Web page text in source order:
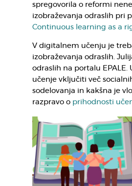
spregovorila o reformi
izobraževanja odraslih pri
Continuous learning as a
V digitalnem učenju je
izobraževanja odraslih.
odraslih na portalu
učenje vključiti več
sodelovanja in kakšna je
razpravo o prihodnosti